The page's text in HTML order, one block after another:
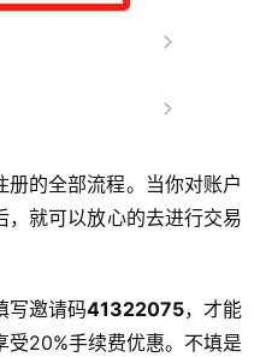
的全部流程。当你对账户
就可以放心的去进行交易
写邀请码41322075，才能
20%手续费优惠。不填是